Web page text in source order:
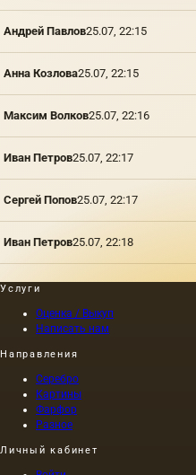
Андрей Павлов25.07, 22:15
Анна Козлова25.07, 22:15
Максим Волков25.07, 22:16
Иван Петров25.07, 22:17
Сергей Попов25.07, 22:17
Иван Петров25.07, 22:18
Услуги
Оценка / Выкуп
Написать нам
Направления
Серебро
Картины
Фарфор
Разное
Личный кабинет